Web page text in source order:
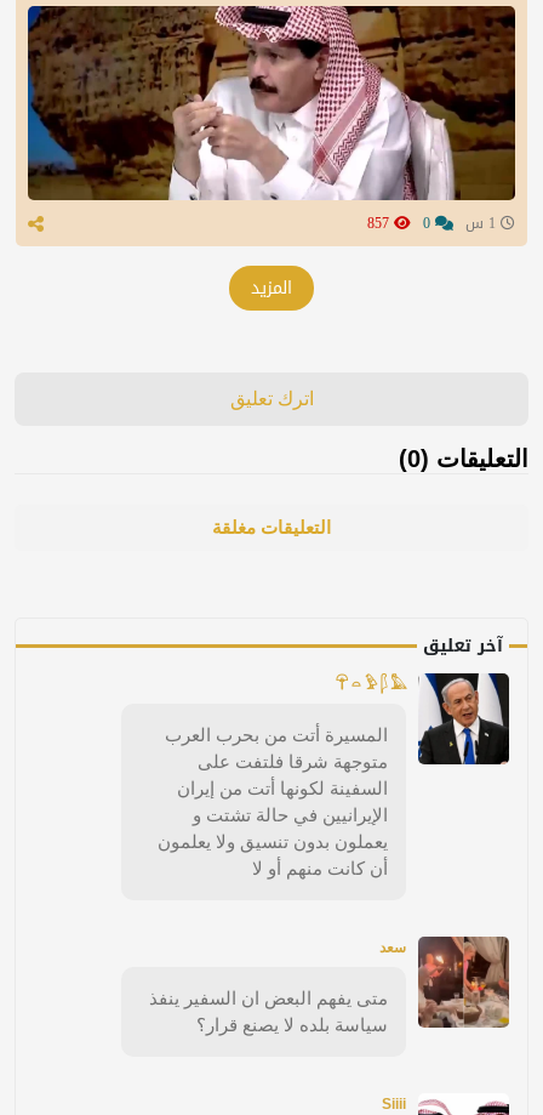
المزيد
اترك تعليق
التعليقات (0)
التعليقات مغلقة
آخر تعليق
𓋺 𓏏 𓅱 𓆄 𓅓
المسيرة أتت من بحرب العرب
متوجهة شرقا فلتفت على
السفينة لكونها أتت من إيران
الإيرانيين في حالة تشتت و
يعملون بدون تنسيق ولا يعلمون
أن كانت منهم أو لا
سعد
متى يفهم البعض ان السفير ينفذ
سياسة بلده لا يصنع قرار؟
Siiii